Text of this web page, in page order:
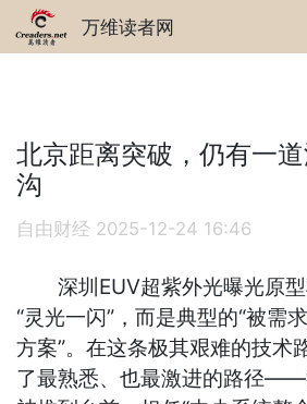
万维读者网
北京距离突破，仍有一
沟
自由财经 2025-12-24 16:46
深圳EUV超紫外光曝光原型
“灵光一闪”，而是典型的“被需
方案”。在这条极其艰难的技术
了最熟悉、也最激进的路径——